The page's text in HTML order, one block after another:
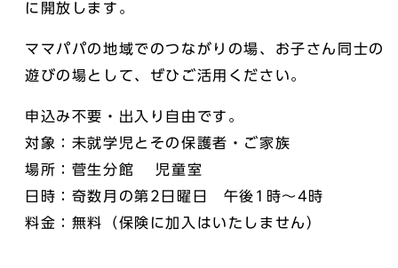
に開放します。
ママパパの地域でのつながりの場、お子さん同士の
遊びの場として、ぜひご活用ください。
申込み不要・出入り自由です。
対象：未就学児とその保護者・ご家族
場所：菅生分館 児童室
日時：奇数月の第2日曜日 午後1時～4時
料金：無料（保険に加入はいたしません）